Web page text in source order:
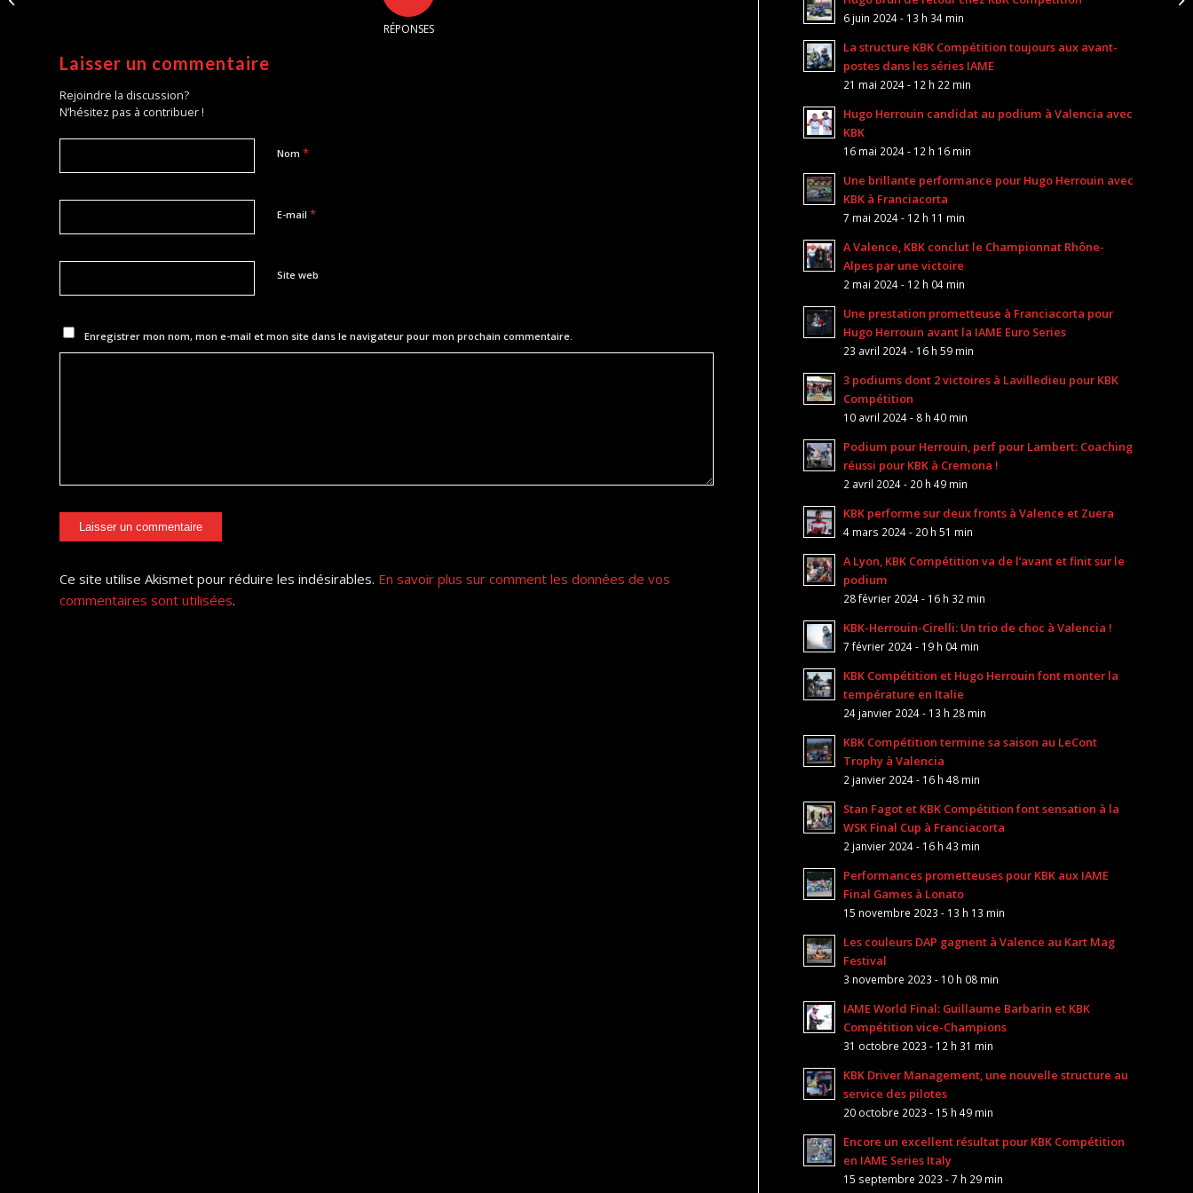
RÉPONSES
Laisser un commentaire
Rejoindre la discussion?
N’hésitez pas à contribuer !
Nom *
E-mail *
Site web
Enregistrer mon nom, mon e-mail et mon site dans le navigateur pour mon prochain commentaire.
Ce site utilise Akismet pour réduire les indésirables. En savoir plus sur comment les données de vos
commentaires sont utilisées.
6 juin 2024 - 13 h 34 min
La structure KBK Compétition toujours aux avant-
postes dans les séries IAME
21 mai 2024 - 12 h 22 min
Hugo Herrouin candidat au podium à Valencia avec
KBK
16 mai 2024 - 12 h 16 min
Une brillante performance pour Hugo Herrouin avec
KBK à Franciacorta
7 mai 2024 - 12 h 11 min
A Valence, KBK conclut le Championnat Rhône-
Alpes par une victoire
2 mai 2024 - 12 h 04 min
Une prestation prometteuse à Franciacorta pour
Hugo Herrouin avant la IAME Euro Series
23 avril 2024 - 16 h 59 min
3 podiums dont 2 victoires à Lavilledieu pour KBK
Compétition
10 avril 2024 - 8 h 40 min
Podium pour Herrouin, perf pour Lambert: Coaching
réussi pour KBK à Cremona !
2 avril 2024 - 20 h 49 min
KBK performe sur deux fronts à Valence et Zuera
4 mars 2024 - 20 h 51 min
A Lyon, KBK Compétition va de l’avant et finit sur le
podium
28 février 2024 - 16 h 32 min
KBK-Herrouin-Cirelli: Un trio de choc à Valencia !
7 février 2024 - 19 h 04 min
KBK Compétition et Hugo Herrouin font monter la
température en Italie
24 janvier 2024 - 13 h 28 min
KBK Compétition termine sa saison au LeCont
Trophy à Valencia
2 janvier 2024 - 16 h 48 min
Stan Fagot et KBK Compétition font sensation à la
WSK Final Cup à Franciacorta
2 janvier 2024 - 16 h 43 min
Performances prometteuses pour KBK aux IAME
Final Games à Lonato
15 novembre 2023 - 13 h 13 min
Les couleurs DAP gagnent à Valence au Kart Mag
Festival
3 novembre 2023 - 10 h 08 min
IAME World Final: Guillaume Barbarin et KBK
Compétition vice-Champions
31 octobre 2023 - 12 h 31 min
KBK Driver Management, une nouvelle structure au
service des pilotes
20 octobre 2023 - 15 h 49 min
Encore un excellent résultat pour KBK Compétition
en IAME Series Italy
15 septembre 2023 - 7 h 29 min